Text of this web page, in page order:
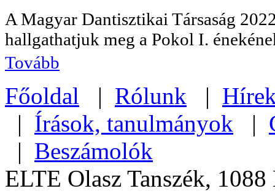
A Magyar Dantisztikai Társaság
hallgathatjuk meg a Pokol I.
Tovább
Főoldal | Rólunk |
| Írások, tanulmányok |
| Beszámolók
ELTE Olasz Tanszék,